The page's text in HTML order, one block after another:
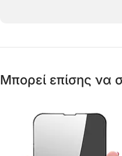
Μπορεί επίσης να